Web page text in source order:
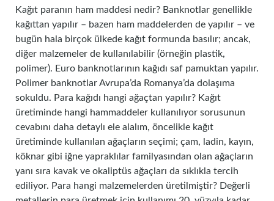
Kağıt paranın ham maddesi nedir? Banknotlar genellikle
kağıttan yapılır – bazen ham maddelerden de yapılır – ve
bugün hala birçok ülkede kağıt formunda basılır; ancak,
diğer malzemeler de kullanılabilir (örneğin plastik,
polimer). Euro banknotlarının kağıdı saf pamuktan yapılır.
Polimer banknotlar Avrupa’da Romanya’da dolaşıma
sokuldu. Para kağıdı hangi ağaçtan yapılır? Kağıt
üretiminde hangi hammaddeler kullanılıyor sorusunun
cevabını daha detaylı ele alalım, öncelikle kağıt
üretiminde kullanılan ağaçların seçimi; çam, ladin, kayın,
köknar gibi iğne yapraklılar familyasından olan ağaçların
yanı sıra kavak ve okaliptüs ağaçları da sıklıkla tercih
ediliyor. Para hangi malzemelerden üretilmiştir? Değerli